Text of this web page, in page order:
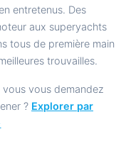
entretenus. Des
aux superyachts
tous de première main
trouvailles.
vous demandez
? Explorer par